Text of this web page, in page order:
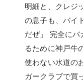
明細と、クレジ
の息子も、バイ
だぜ」 完全に
るために神戸牛
使わない水道の
ガークラブで買